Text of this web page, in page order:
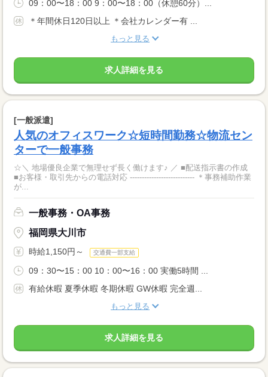
09：00〜18：00 9：00〜18：00（休憩60分）...
＊年間休日120日以上 ＊会社カレンダー有 ...
もっと見る
求人詳細を見る
[一般派遣]
人気のオフィスワーク☆短時間勤務☆物流セン
ターで一般事務
☆＼ 地場優良企業で無理せず長く働けます♪ ／ ■配送指示書の作成
■お客様・取引先からの電話対応 --------------------------- ＊事務補助作業
が...
一般事務・OA事務
福岡県大川市
時給1,150円～ 交通費一部支給
09：30〜15：00 10：00〜16：00 実働5時間 ...
有給休暇 夏季休暇 冬期休暇 GW休暇 完全週...
もっと見る
求人詳細を見る